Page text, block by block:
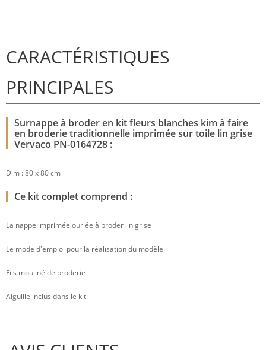
CARACTÉRISTIQUES
PRINCIPALES
Surnappe à broder en kit fleurs blanches kim à faire
en broderie traditionnelle imprimée sur toile lin grise
Vervaco PN-0164728 :
Dim : 80 x 80 cm
Ce kit complet comprend :
La nappe imprimée ourlée à broder lin grise
Le mode d'emploi pour la réalisation du modèle
Fils mouliné de broderie
Aiguille inclus dans le kit